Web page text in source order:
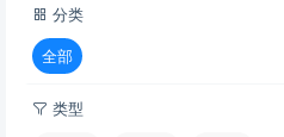
分类
全部
类型